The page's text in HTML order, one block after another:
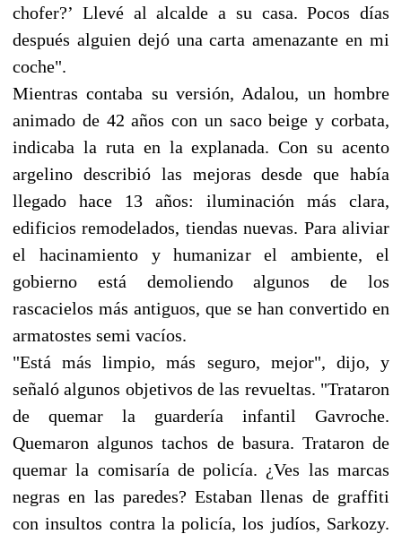
chofer?’ Llevé al alcalde a su casa. Pocos días
después alguien dejó una carta amenazante en mi
coche".
Mientras contaba su versión, Adalou, un hombre
animado de 42 años con un saco beige y corbata,
indicaba la ruta en la explanada. Con su acento
argelino describió las mejoras desde que había
llegado hace 13 años: iluminación más clara,
edificios remodelados, tiendas nuevas. Para aliviar
el hacinamiento y humanizar el ambiente, el
gobierno está demoliendo algunos de los
rascacielos más antiguos, que se han convertido en
armatostes semi vacíos.
"Está más limpio, más seguro, mejor", dijo, y
señaló algunos objetivos de las revueltas. "Trataron
de quemar la guardería infantil Gavroche.
Quemaron algunos tachos de basura. Trataron de
quemar la comisaría de policía. ¿Ves las marcas
negras en las paredes? Estaban llenas de graffiti
con insultos contra la policía, los judíos, Sarkozy.